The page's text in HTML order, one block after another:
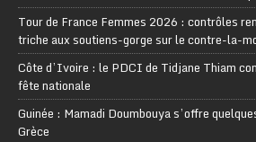
Tour de France Femmes 2026 : contrôles
triche aux soutiens-gorge sur le contre-la-
Côte d’Ivoire : le PDCI de Tidjane Thiam
fête nationale
Guinée : Mamadi Doumbouya s’offre
Grèce